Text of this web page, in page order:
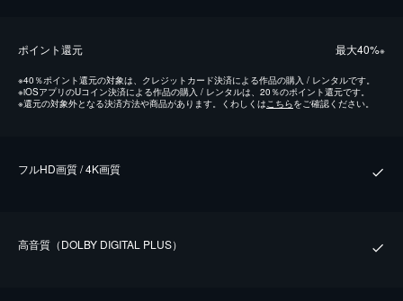
ポイント還元 最⼤40%※
※40％ポイント還元の対象は、クレジットカード決済による作品の購入 / レンタルです。
※iOSアプリのUコイン決済による作品の購入 / レンタルは、20％のポイント還元です。
※還元の対象外となる決済方法や商品があります。くわしくはこちらをご確認ください。
フルHD画質 / 4K画質
⾼⾳質（DOLBY DIGITAL PLUS）